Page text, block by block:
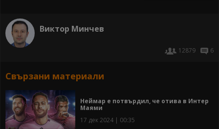
Виктор Минчев
12879 6
Свързани материали
Неймар е потвърдил, че отива в Интер
Маями
17 дек 2024 | 00:35